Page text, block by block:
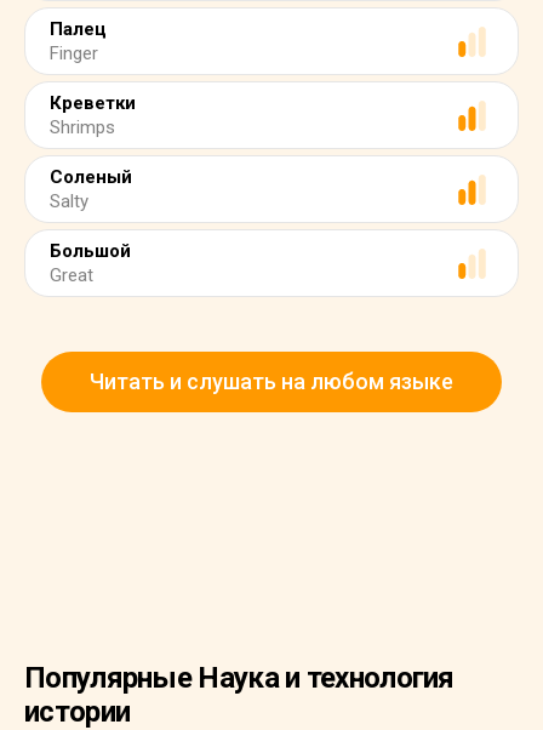
Палец
Finger
Креветки
Shrimps
Соленый
Salty
Большой
Great
Читать и слушать на любом языке
Популярные Наука и технология
истории